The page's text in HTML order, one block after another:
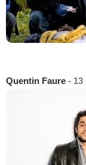
Quentin Faure - 13